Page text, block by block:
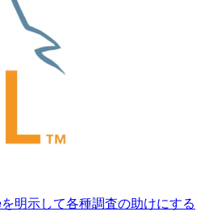
明示して各種調査の助けにする